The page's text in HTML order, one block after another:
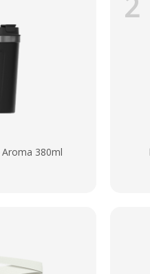
Aroma 380ml